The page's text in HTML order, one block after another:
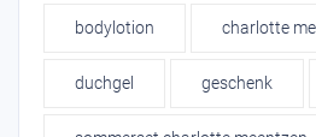
bodylotion charlotte
duchgel geschenk